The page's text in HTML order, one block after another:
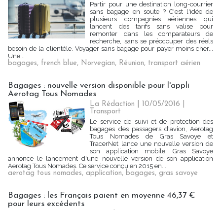
Partir pour une destination long-courrier
sans bagage en soute ? C'est l'idée de
plusieurs compagnies aériennes qui
lancent des tarifs sans valise pour
remonter dans les comparateurs de
recherche, sans se préoccuper des réels
besoin de la clientèle. Voyager sans bagage pour payer moins cher...
Une...
bagages, french blue, Norvegian, Réunion, transport aérien
Bagages : nouvelle version disponible pour l'appli
Aerotag Tous Nomades
La Rédaction | 10/05/2016
Transport
Le service de suivi et de protection des
bagages des passagers d'avion, Aerotag
Tous Nomades de Gras Savoye et
TracerNet lance une nouvelle version de
son application mobile. Gras Savoye
annonce le lancement d'une nouvelle version de son application
Aerotag Tous Nomades. Ce service conçu en 2015 en...
aerotag tous nomades, application, bagages, gras savoye
Bagages : les Français paient en moyenne 46,37 €
pour leurs excédents